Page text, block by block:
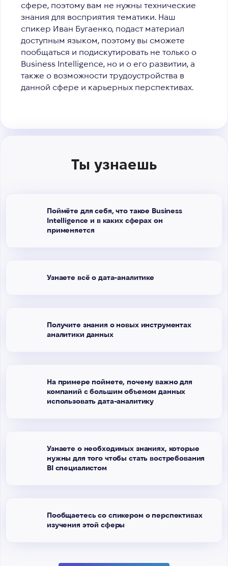
сфере, поэтому вам не нужны технические
знания для восприятия тематики. Наш
спикер Иван Бугаенко, подаст материал
доступным языком, поэтому вы сможете
пообщаться и подискутировать не только о
Business Intelligence, но и о его развитии, а
также о возможности трудоустройства в
данной сфере и карьерных перспективах.
Ты узнаешь
Поймёте для себя, что такое Business
Intelligence и в каких сферах он
применяется
Узнаете всё о дата-аналитике
Получите знания о новых инструментах
аналитики данных
На примере поймете, почему важно для
компаний с большим объемом данных
использовать дата-аналитику
Узнаете о необходимых знаниях, которые
нужны для того чтобы стать востребования
BI специалистом
Пообщаетесь со спикером о перспективах
изучения этой сферы